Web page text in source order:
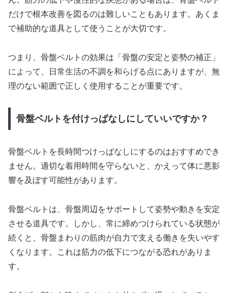
だけで根本改善を図るのは難しいこともあります。あくま
で補助的な道具として使うことが大切です。
つまり、骨盤ベルトの効果は「骨盤の安定と姿勢の補正」
によって、日常生活の不調を和らげる点にありますが、無
理のない範囲で正しく使用することが重要です。
骨盤ベルトを付けっぱなしにしていいですか？
骨盤ベルトを長時間つけっぱなしにするのはおすすめでき
ません。適切な着用時間を守らないと、かえって体に悪影
響を及ぼす可能性があります。
骨盤ベルトは、骨盤周辺をサポートして姿勢や動きを安定
させる道具です。しかし、常に締めつけられている状態が
続くと、骨盤まわりの筋肉が自力で支える働きを失いやす
くなります。これは筋力の低下につながる恐れがありま
す。